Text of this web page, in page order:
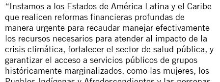
“Instamos a los Estados de América Latina y el Caribe
que realicen reformas financieras profundas de
manera urgente para recaudar manejar efectivamente
los recursos necesarios para atender al impacto de la
crisis climática, fortalecer el sector de salud pública, y
garantizar el acceso a servicios públicos de grupos
históricamente marginalizados, como las mujeres, los